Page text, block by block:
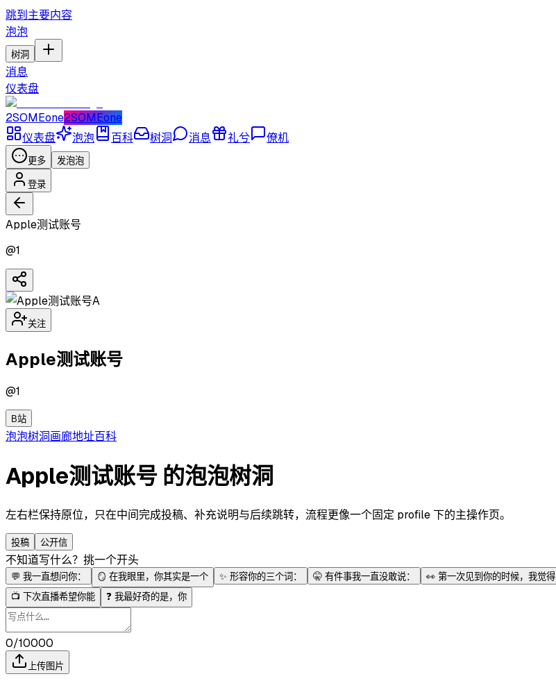
跳到主要内容
泡泡
树洞
消息
仪表盘
2SOMEone2SOMEone
仪表盘
泡泡 百科 树洞 消息 礼兮 僚机
更多 发泡泡
登录
Apple测试账号
@1
A
关注
Apple测试账号
@1
B站
泡泡树洞画廊地址百科
Apple测试账号 的泡泡树洞
左右栏保持原位，只在中间完成投稿、补充说明与后续跳转，流程更像一个固定 profile 下的主操作页。
投稿 公开信
不知道写什么？挑一个开头
💬 我一直想问你： 🪞 在我眼里，你其实是一个 ✨ 形容你的三个词： 🤫 有件事我一直没敢说： 👀 第一次见到你的时候，我觉得
📺 下次直播希望你能 ❓ 我最好奇的是，你
0/10000
上传图片